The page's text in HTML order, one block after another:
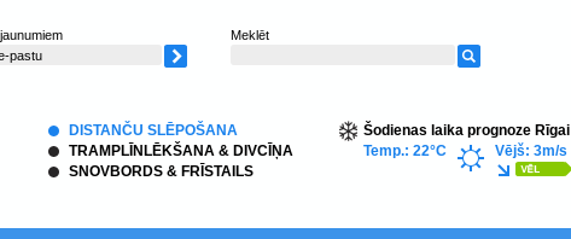
Meklēt
DISTANČU SLĒPOŠANA
TRAMPLĪNLĒKŠANA & DIVCĪŅA
SNOVBORDS & FRĪSTAILS
Šodienas laika prognoze Rīgai
Temp.: 22°C
Vējš: 3m/s